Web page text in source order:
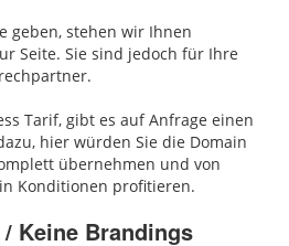
geben, stehen wir Ihnen
Seite. Sie sind jedoch für Ihre
Tarif, gibt es auf Anfrage einen
hier würden Sie die Domain
übernehmen und von
Konditionen profitieren.
Keine Brandings